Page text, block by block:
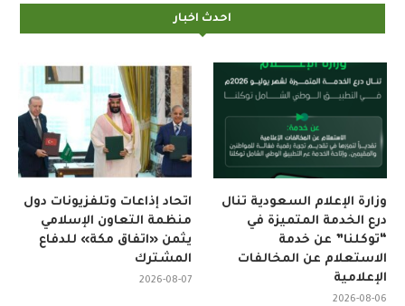
احدث اخبار
اتحاد إذاعات وتلفزيونات دول
منظمة التعاون الإسلامي
يثمن «اتفاق مكة» للدفاع
المشترك
2026-08-07
وزارة الإعلام السعودية تنال
درع الخدمة المتميزة في
“توكلنا” عن خدمة
الاستعلام عن المخالفات
الإعلامية
2026-08-06